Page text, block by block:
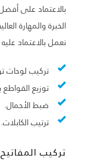
الخبرة والمهارة
نعمل بالاعتماد
تركيب لوحات
توزيع
ضبط الأحمال.
ترتيب الكابلات.
تركيب المفاتيح